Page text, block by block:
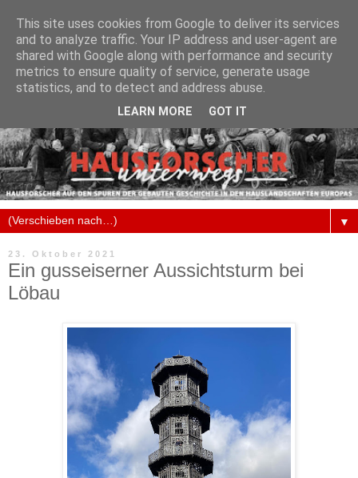
▼
23. Oktober 2021
Ein gusseiserner Aussichtsturm bei
Löbau
This site uses cookies from Google to deliver its services
and to analyze traffic. Your IP address and user-agent are
shared with Google along with performance and security
metrics to ensure quality of service, generate usage
statistics, and to detect and address abuse.
LEARN MORE GOT IT